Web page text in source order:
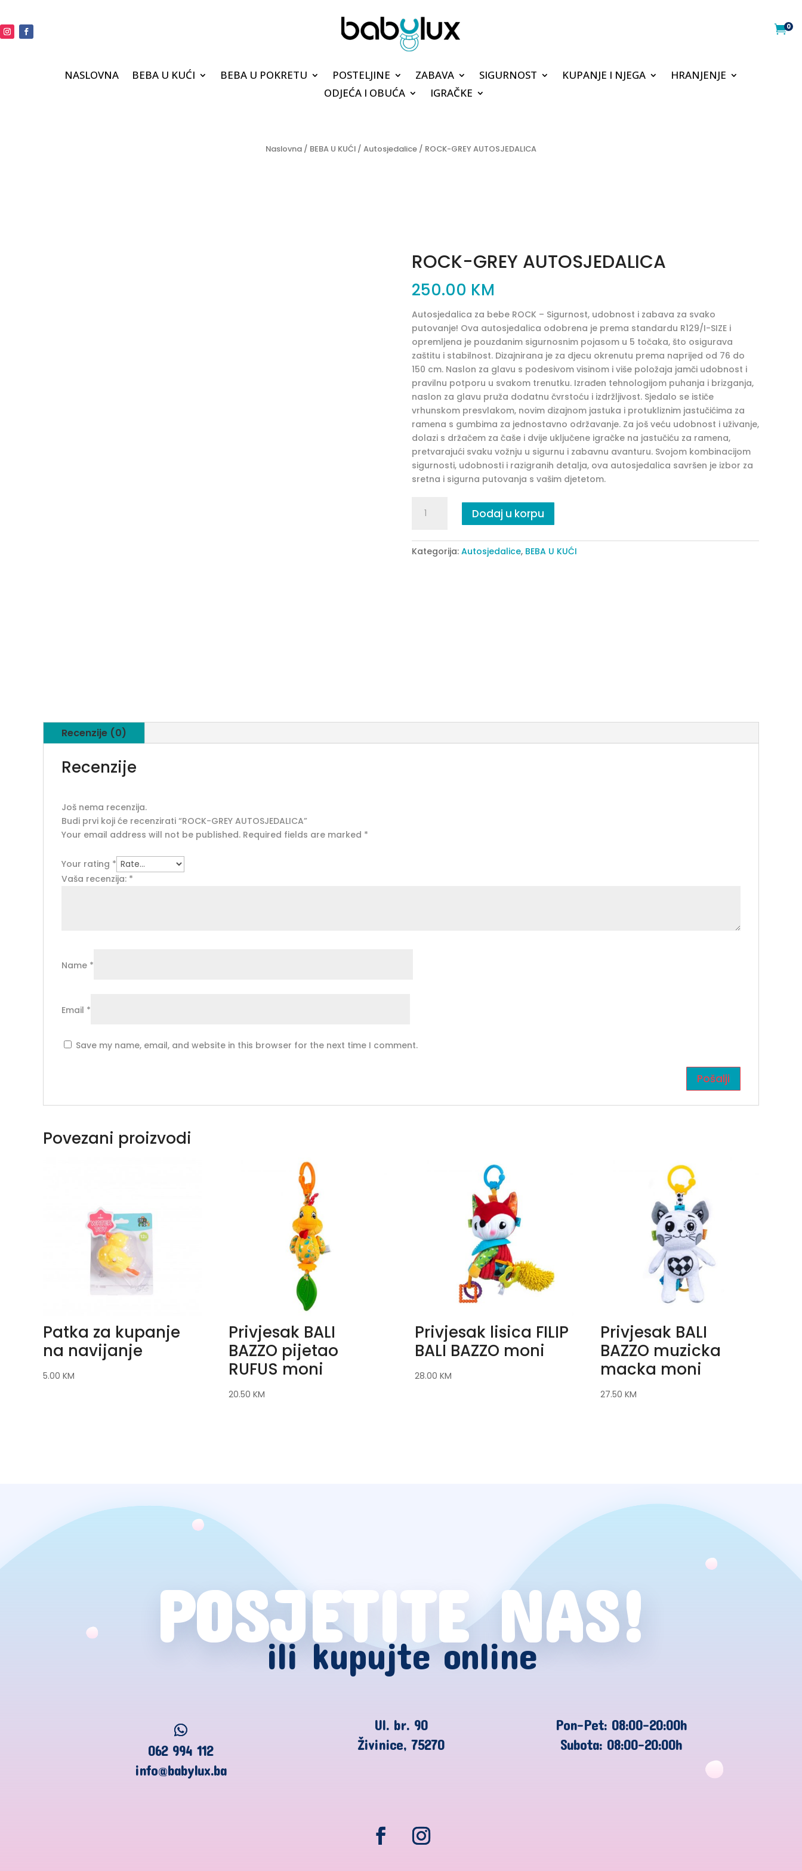
0
NASLOVNA BEBA U KUĆI BEBA U POKRETU POSTELJINE ZABAVA SIGURNOST KUPANJE I NJEGA
HRANJENJE
ODJEĆA I OBUĆA
IGRAČKE
Naslovna / BEBA U KUĆI / Autosjedalice / ROCK-GREY AUTOSJEDALICA
ROCK-GREY AUTOSJEDALICA
250.00 KM
Autosjedalica za bebe ROCK – Sigurnost, udobnost i zabava za svako
putovanje! Ova autosjedalica odobrena je prema standardu R129/I-SIZE i
opremljena je pouzdanim sigurnosnim pojasom u 5 točaka, što osigurava
zaštitu i stabilnost. Dizajnirana je za djecu okrenutu prema naprijed od 76 do
150 cm. Naslon za glavu s podesivom visinom i više položaja jamči udobnost i
pravilnu potporu u svakom trenutku. Izrađen tehnologijom puhanja i brizganja,
naslon za glavu pruža dodatnu čvrstoću i izdržljivost. Sjedalo se ističe
vrhunskom presvlakom, novim dizajnom jastuka i protukliznim jastučićima za
ramena s gumbima za jednostavno održavanje. Za još veću udobnost i uživanje,
dolazi s držačem za čaše i dvije uključene igračke na jastučiću za ramena,
pretvarajući svaku vožnju u sigurnu i zabavnu avanturu. Svojom kombinacijom
sigurnosti, udobnosti i razigranih detalja, ova autosjedalica savršen je izbor za
sretna i sigurna putovanja s vašim djetetom.
GREY
quantity
Dodaj u korpu
Kategorija: Autosjedalice, BEBA U KUĆI
Recenzije (0)
Recenzije
Još nema recenzija.
Budi prvi koji će recenzirati “ROCK-GREY AUTOSJEDALICA”
Your email address will not be published. Required fields are marked *
Your rating *
Vaša recenzija: *
Name *
Email *
Save my name, email, and website in this browser for the next time I comment.
Povezani proizvodi
Patka za kupanje
na navijanje
5.00 KM
Privjesak BALI
BAZZO pijetao
RUFUS moni
20.50KM
Privjesak lisica FILIP
BALI BAZZO moni
28.00 KM
Privjesak BALI
BAZZO muzicka
macka moni
27.50KM
POSJETITE NAS!
ili kupujte online
062 994 112
info@babylux.ba
Ul. br. 90
Živinice, 75270
Pon-Pet: 08:00-20:00h
Subota: 08:00-20:00h